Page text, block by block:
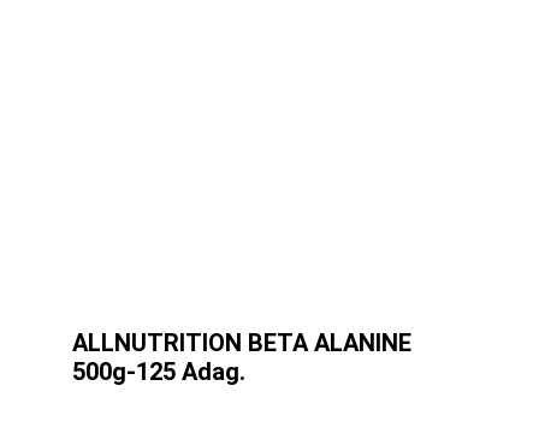
ALLNUTRITION BETA ALANINE
500g-125 Adag.